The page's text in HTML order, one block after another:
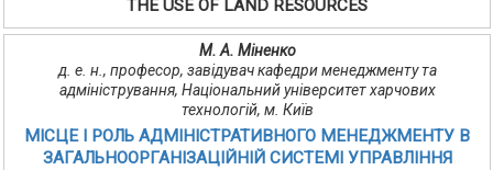
THE USE OF LAND RESOURCES
М. А. Міненко
д. е. н., професор, завідувач кафедри менеджменту та
адміністрування, Національний університет харчових
технологій, м. Київ
МІСЦЕ І РОЛЬ АДМІНІСТРАТИВНОГО МЕНЕДЖМЕНТУ В
ЗАГАЛЬНООРГАНІЗАЦІЙНІЙ СИСТЕМІ УПРАВЛІННЯ